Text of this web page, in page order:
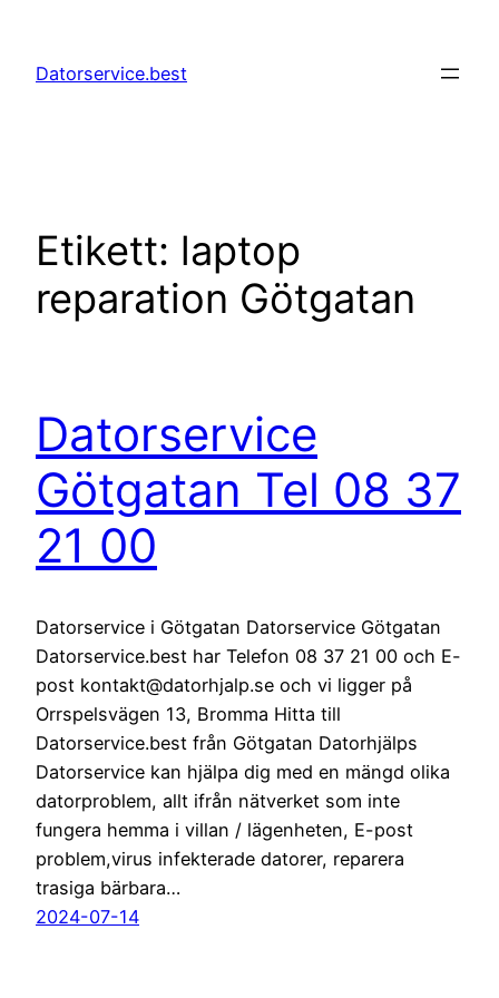
innehåll
Datorservice.best
Etikett: laptop
reparation Götgatan
Datorservice
Götgatan Tel 08 37
21 00
Datorservice i Götgatan Datorservice Götgatan
Datorservice.best har Telefon 08 37 21 00 och E-
post kontakt@datorhjalp.se och vi ligger på
Orrspelsvägen 13, Bromma Hitta till
Datorservice.best från Götgatan Datorhjälps
Datorservice kan hjälpa dig med en mängd olika
datorproblem, allt ifrån nätverket som inte
fungera hemma i villan / lägenheten, E-post
problem,virus infekterade datorer, reparera
trasiga bärbara…
2024-07-14